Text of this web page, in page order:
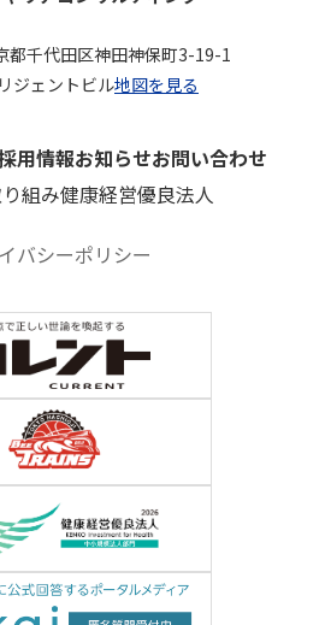
都千代田区神田神保町3-19-1
ジェントビル地図を見る
用情報お知らせお問い合わせ
組み健康経営優良法人
バシーポリシー